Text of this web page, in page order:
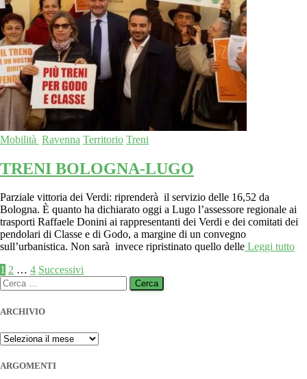
Mobilità Ravenna Territorio Treni
TRENI BOLOGNA-LUGO
Parziale vittoria dei Verdi: riprenderà il servizio delle 16,52 da
Bologna. È quanto ha dichiarato oggi a Lugo l’assessore regionale ai
trasporti Raffaele Donini ai rappresentanti dei Verdi e dei comitati dei
pendolari di Classe e di Godo, a margine di un convegno
sull’urbanistica. Non sarà invece ripristinato quello delle Leggi tutto
Paginazione
degli
articoli
1 2 … 4 Successivi
Ricerca
per:
ARCHIVIO
ARCHIVIO
ARGOMENTI